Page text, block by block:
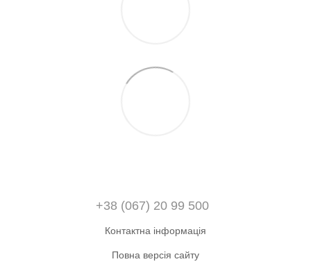
+38 (067) 20 99 500
Контактна інформація
Повна версія сайту